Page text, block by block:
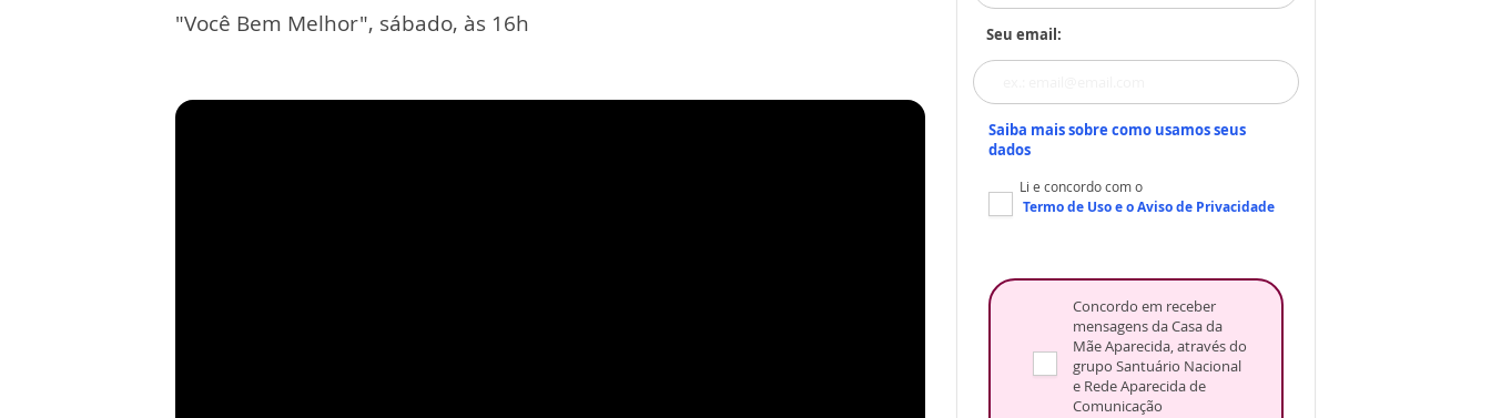
"Você Bem Melhor", sábado, às 16h Seu email:
Saiba mais sobre como usamos seus
dados
Li e concordo com o
Termo de Usoe oAviso de Privacidade
Concordo em receber
mensagens da Casa da
Mãe Aparecida, através do
grupo Santuário Nacional
e Rede Aparecida de
Comunicação